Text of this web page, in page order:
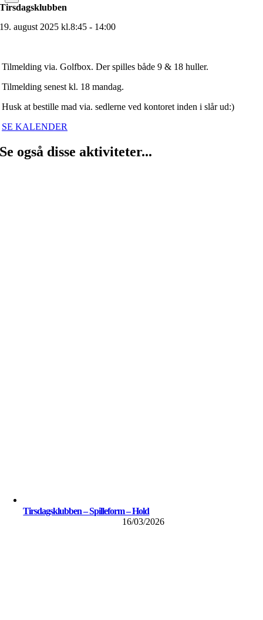
Tirsdagsklubben
19. august 2025 kl.8:45 - 14:00
Tilmelding via. Golfbox. Der spilles både 9 & 18 huller.
Tilmelding senest kl. 18 mandag.
Husk at bestille mad via. sedlerne ved kontoret inden i slår ud:)
SE KALENDER
Se også disse aktiviteter...
Tirsdagsklubben – Spilleform – Hold
16/03/2026